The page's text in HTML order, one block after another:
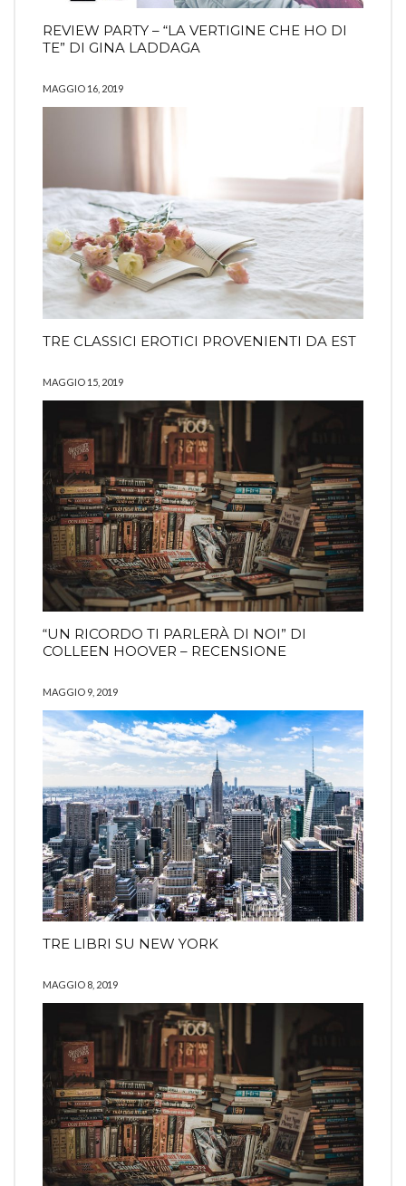
REVIEW PARTY – “LA VERTIGINE CHE HO DI
TE” DI GINA LADDAGA
MAGGIO 16, 2019
TRE CLASSICI EROTICI PROVENIENTI DA EST
MAGGIO 15, 2019
“UN RICORDO TI PARLERÀ DI NOI” DI
COLLEEN HOOVER – RECENSIONE
MAGGIO 9, 2019
TRE LIBRI SU NEW YORK
MAGGIO 8, 2019